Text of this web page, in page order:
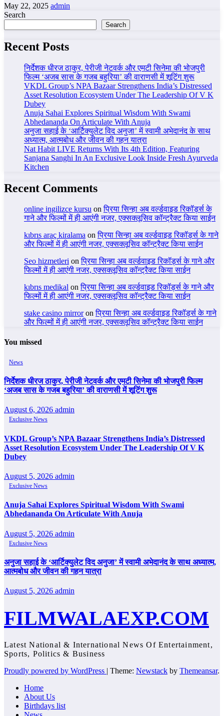
May 22, 2025 admin
Search
Search
Recent Posts
निर्देशक धीरज ठाकुर, पेरीजी नेटवर्क और एमटी सिनेमा की भोजपुरी
फिल्म ‘अजब सास के गजब बहुरिया’ की वाराणसी में शूटिंग शुरू
VKDL Group’s NPA Bazaar Strengthens India’s Distressed
Asset Resolution Ecosystem Under The Leadership Of V K
Dubey
Anuja Sahai Explores Spiritual Wisdom With Swami
Abhedananda On Articulate With Anuja
अनुजा सहाई के ‘आर्टिक्युलेट विद अनुजा’ में स्वामी अभेदानंद के साथ
अध्यात्म, आत्मबोध और जीवन की गहन यात्रा
Nat Habit LIVE Returns With Its 4th Edition, Featuring
Sanjana Sanghi In An Exclusive Look Inside Fresh Ayurveda
Kitchen
Recent Comments
online ingilizce kursu onप्रिया सिन्हा अब वर्ल्डवाइड रिकॉर्ड्स के
गाने और फिल्मों में ही आएंगी नजर, एक्सक्लूसिव कॉन्ट्रैक्ट किया साईन
kıbrıs araç kiralama onप्रिया सिन्हा अब वर्ल्डवाइड रिकॉर्ड्स के गाने
और फिल्मों में ही आएंगी नजर, एक्सक्लूसिव कॉन्ट्रैक्ट किया साईन
Seo hizmetleri onप्रिया सिन्हा अब वर्ल्डवाइड रिकॉर्ड्स के गाने और
फिल्मों में ही आएंगी नजर, एक्सक्लूसिव कॉन्ट्रैक्ट किया साईन
kıbrıs medikal onप्रिया सिन्हा अब वर्ल्डवाइड रिकॉर्ड्स के गाने और
फिल्मों में ही आएंगी नजर, एक्सक्लूसिव कॉन्ट्रैक्ट किया साईन
stake casino mirroronप्रिया सिन्हा अब वर्ल्डवाइड रिकॉर्ड्स के गाने
और फिल्मों में ही आएंगी नजर, एक्सक्लूसिव कॉन्ट्रैक्ट किया साईन
You missed
News
निर्देशक धीरज ठाकुर, पेरीजी नेटवर्क और एमटी सिनेमा की भोजपुरी फिल्म
‘अजब सास के गजब बहुरिया’ की वाराणसी में शूटिंग शुरू
August 6, 2026 admin
Exclusive News
VKDL Group’s NPA Bazaar Strengthens India’s Distressed
Asset Resolution Ecosystem Under The Leadership Of V K
Dubey
August 5, 2026 admin
Exclusive News
Anuja Sahai Explores Spiritual Wisdom With Swami
Abhedananda On Articulate With Anuja
August 5, 2026 admin
Exclusive News
अनुजा सहाई के ‘आर्टिक्युलेट विद अनुजा’ में स्वामी अभेदानंद के साथ अध्यात्म,
आत्मबोध और जीवन की गहन यात्रा
August 5, 2026 admin
FILMWALAEXP.COM
Latest National & International News Of Entertainment,
Sports, Politics & Business
Proudly powered by WordPress | Theme: Newstack by Themeansar.
Home
About Us
Birthdays list